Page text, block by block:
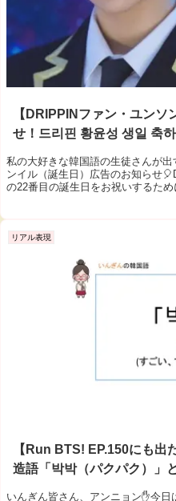
【DRIPPINファン・ユンソ
せ！드리핀 황윤성 생일 축
私の大好きな韓国語の生徒さんが
ンイル（誕生日）広告のお知らせ
の22番目の誕生日をお祝いするため
リアル表現
【Run BTS! EP.150にも出
造語「박박（パクパク）」
いんぎん皆さん、アンニョン✋今